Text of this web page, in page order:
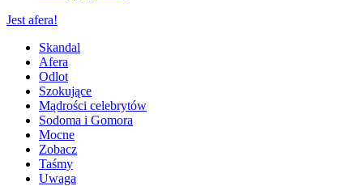
Jest afera!
Skandal
Afera
Odlot
Szokujące
Mądrości celebrytów
Sodoma i Gomora
Mocne
Zobacz
Taśmy
Uwaga